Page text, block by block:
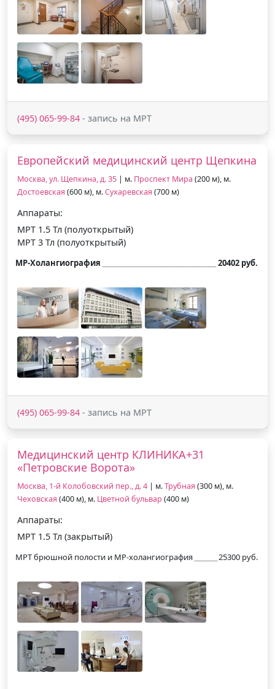
(495) 065-99-84 - запись на МРТ
Европейский медицинский центр Щепкина
Москва, ул. Щепкина, д. 35 | м. Проспект Мира (200 м), м.
Достоевская (600 м), м.Сухаревская (700 м)
Аппараты:
МРТ 1.5 Тл (полуоткрытый)
МРТ 3 Тл (полуоткрытый)
МР-Холангиография 20402 руб.
(495) 065-99-84 - запись на МРТ
Медицинский центр КЛИНИКА+31
«Петровские Ворота»
Москва, 1-й Колобовский пер., д. 4 | м.Трубная (300 м), м.
Чеховская (400 м), м. Цветной бульвар (400 м)
Аппараты:
МРТ 1.5 Тл (закрытый)
МРТ брюшной полости и МР-холангиография 25300 руб.